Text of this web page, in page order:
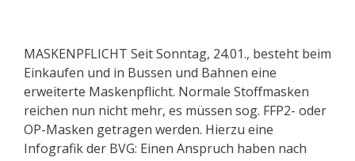
MASKENPFLICHT Seit Sonntag, 24.01., besteht beim
Einkaufen und in Bussen und Bahnen eine
erweiterte Maskenpflicht. Normale Stoffmasken
reichen nun nicht mehr, es müssen sog. FFP2- oder
OP-Masken getragen werden. Hierzu eine
Infografik der BVG: Einen Anspruch haben nach